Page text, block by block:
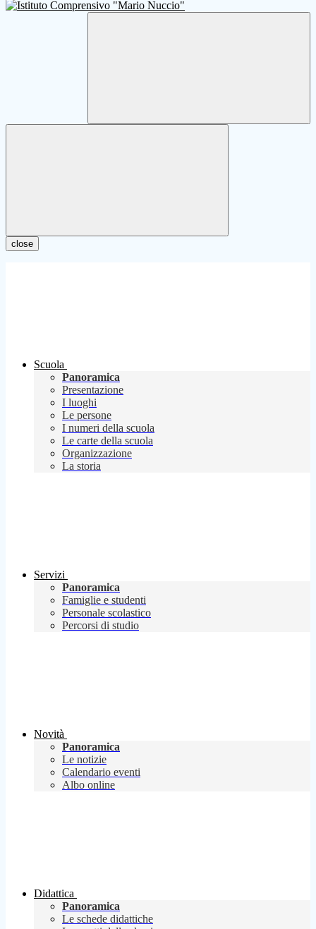
close
Scuola
Panoramica
Presentazione
I luoghi
Le persone
I numeri della scuola
Le carte della scuola
Organizzazione
La storia
Servizi
Panoramica
Famiglie e studenti
Personale scolastico
Percorsi di studio
Novità
Panoramica
Le notizie
Calendario eventi
Albo online
Didattica
Panoramica
Le schede didattiche